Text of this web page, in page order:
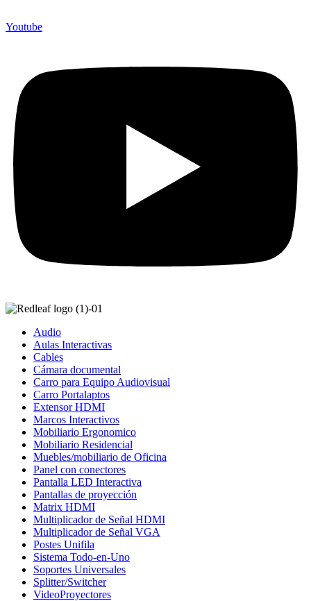
Youtube
Audio
Aulas Interactivas
Cables
Cámara documental
Carro para Equipo Audiovisual
Carro Portalaptos
Extensor HDMI
Marcos Interactivos
Mobiliario Ergonomico
Mobiliario Residencial
Muebles/mobiliario de Oficina
Panel con conectores
Pantalla LED Interactiva
Pantallas de proyección
Matrix HDMI
Multiplicador de Señal HDMI
Multiplicador de Señal VGA
Postes Unifila
Sistema Todo-en-Uno
Soportes Universales
Splitter/Switcher
VideoProyectores